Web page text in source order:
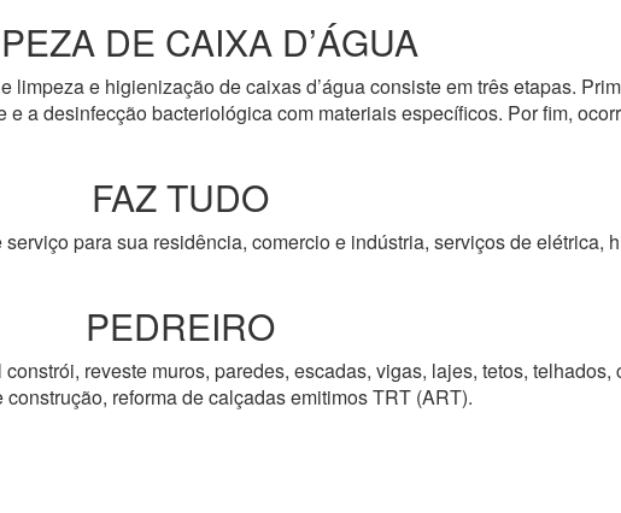
DE CAIXA D’ÁGUA
e higienização de caixas d’água consiste em três etapas.
a desinfecção bacteriológica com materiais específicos. Por fim,
FAZ TUDO
para sua residência, comercio e indústria, serviços de elétrica,
PEDREIRO
reveste muros, paredes, escadas, vigas, lajes, tetos, telhados,
reforma de calçadas emitimos TRT (ART).